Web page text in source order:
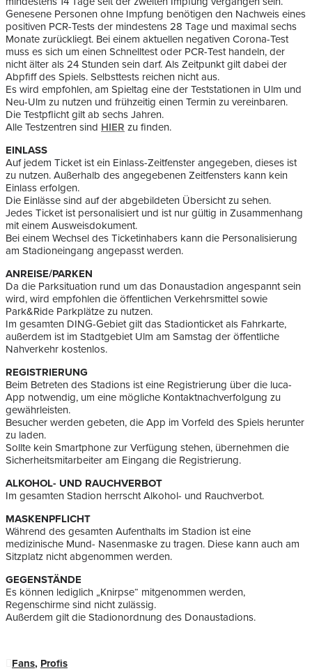
Genesene Personen ohne Impfung benötigen den Nachweis eines
positiven PCR-Tests der mindestens 28 Tage und maximal sechs
Monate zurückliegt. Bei einem aktuellen negativen Corona-Test
muss es sich um einen Schnelltest oder PCR-Test handeln, der
nicht älter als 24 Stunden sein darf. Als Zeitpunkt gilt dabei der
Abpfiff des Spiels. Selbsttests reichen nicht aus.
Es wird empfohlen, am Spieltag eine der Teststationen in Ulm und
Neu-Ulm zu nutzen und frühzeitig einen Termin zu vereinbaren.
Die Testpflicht gilt ab sechs Jahren.
Alle Testzentren sind HIER zu finden.
EINLASS
Auf jedem Ticket ist ein Einlass-Zeitfenster angegeben, dieses ist
zu nutzen. Außerhalb des angegebenen Zeitfensters kann kein
Einlass erfolgen.
Die Einlässe sind auf der abgebildeten Übersicht zu sehen.
Jedes Ticket ist personalisiert und ist nur gültig in Zusammenhang
mit einem Ausweisdokument.
Bei einem Wechsel des Ticketinhabers kann die Personalisierung
am Stadioneingang angepasst werden.
ANREISE/PARKEN
Da die Parksituation rund um das Donaustadion angespannt sein
wird, wird empfohlen die öffentlichen Verkehrsmittel sowie
Park&Ride Parkplätze zu nutzen.
Im gesamten DING-Gebiet gilt das Stadionticket als Fahrkarte,
außerdem ist im Stadtgebiet Ulm am Samstag der öffentliche
Nahverkehr kostenlos.
REGISTRIERUNG
Beim Betreten des Stadions ist eine Registrierung über die luca-
App notwendig, um eine mögliche Kontaktnachverfolgung zu
gewährleisten.
Besucher werden gebeten, die App im Vorfeld des Spiels herunter
zu laden.
Sollte kein Smartphone zur Verfügung stehen, übernehmen die
Sicherheitsmitarbeiter am Eingang die Registrierung.
ALKOHOL- UND RAUCHVERBOT
Im gesamten Stadion herrscht Alkohol- und Rauchverbot.
MASKENPFLICHT
Während des gesamten Aufenthalts im Stadion ist eine
medizinische Mund- Nasenmaske zu tragen. Diese kann auch am
Sitzplatz nicht abgenommen werden.
GEGENSTÄNDE
Es können lediglich „Knirpse“ mitgenommen werden,
Regenschirme sind nicht zulässig.
Außerdem gilt die Stadionordnung des Donaustadions.
Fans, Profis